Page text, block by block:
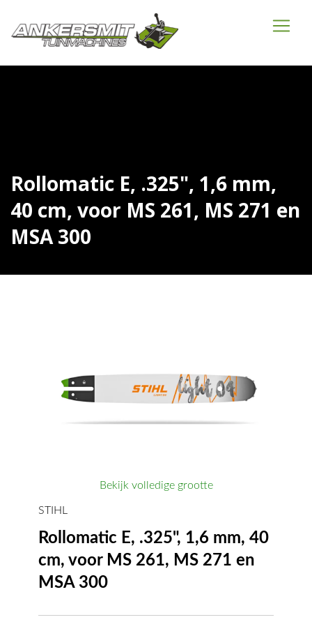
Rollomatic E, .325", 1,6 mm,
40 cm, voor MS 261, MS 271 en
MSA 300
Bekijk volledige grootte
STIHL
Rollomatic E, .325", 1,6 mm, 40
cm, voor MS 261, MS 271 en
MSA 300